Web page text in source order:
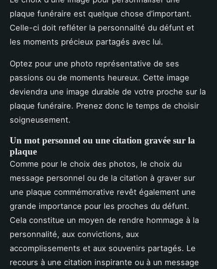
plaque funéraire est quelque chose d’important.
Celle-ci doit refléter la personnalité du défunt et
les moments précieux partagés avec lui.
Optez pour une photo représentative de ses
passions ou de moments heureux. Cette image
deviendra une image durable de votre proche sur la
plaque funéraire. Prenez donc le temps de choisir
soigneusement.
Un mot personnel ou une citation gravée sur la
plaque
Comme pour le choix des photos, le choix du
message personnel ou de la citation à graver sur
une plaque commémorative revêt également une
grande importance pour les proches du défunt.
Cela constitue un moyen de rendre hommage à la
personnalité, aux convictions, aux
accomplissements et aux souvenirs partagés. Le
recours à une citation inspirante ou à un message